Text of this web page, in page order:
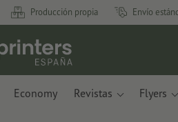
Producción propia Envío
Economy Revistas Flyers